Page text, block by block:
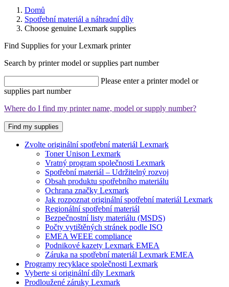
Domů
Spotřební materiál a náhradní díly
Choose genuine Lexmark supplies
Find Supplies for your Lexmark printer
Search by printer model or supplies part number
Please enter a printer model or
supplies part number
Where do I find my printer name, model or supply number?
Find my supplies
Zvolte originální spotřební materiál Lexmark
Toner Unison Lexmark
Vratný program společnosti Lexmark
Spotřební materiál – Udržitelný rozvoj
Obsah produktu spotřebního materiálu
Ochrana značky Lexmark
Jak rozpoznat originální spotřební materiál Lexmark
Regionální spotřební materiál
Bezpečnostní listy materiálu (MSDS)
Počty vytištěných stránek podle ISO
EMEA WEEE compliance
Podnikové kazety Lexmark EMEA
Záruka na spotřební materiál Lexmark EMEA
Programy recyklace společnosti Lexmark
Vyberte si originální díly Lexmark
Prodloužené záruky Lexmark